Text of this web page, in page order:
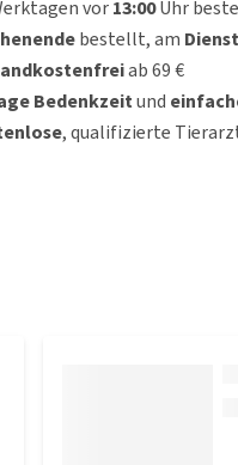
vor13:00Uhr
bestellt, am
ab 69 €
Bedenkzeitund
, qualifizierte